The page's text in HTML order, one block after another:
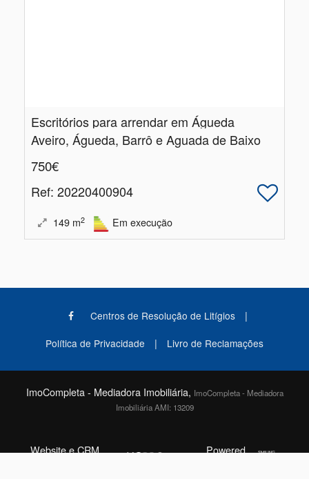
Escritórios para arrendar em Águeda
Aveiro, Águeda, Barrô e Aguada de Baixo
750€
Ref: 20220400904
149 m2 Em execução
Centros de Resolução de Litígios |
Política de Privacidade | Livro de Reclamações
ImoCompleta - Mediadora Imobiliária, ImoCompleta - Mediadora
Imobiliária AMI: 13209
Website e CRM
©2026 Powered